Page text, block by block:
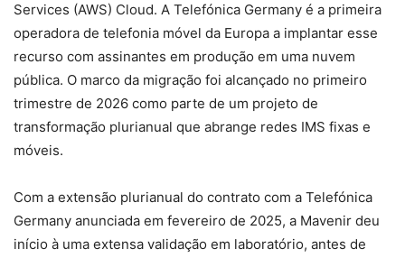
Services (AWS) Cloud. A Telefónica Germany é a primeira
operadora de telefonia móvel da Europa a implantar esse
recurso com assinantes em produção em uma nuvem
pública. O marco da migração foi alcançado no primeiro
trimestre de 2026 como parte de um projeto de
transformação plurianual que abrange redes IMS fixas e
móveis.
Com a extensão plurianual do contrato com a Telefónica
Germany anunciada em fevereiro de 2025, a Mavenir deu
início à uma extensa validação em laboratório, antes de